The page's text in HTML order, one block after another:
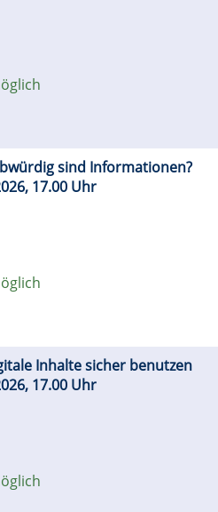
sind Informationen?
17.00 Uhr
Inhalte sicher benutzen
17.00 Uhr